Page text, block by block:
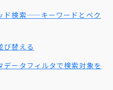
ド検索——キーワードとベク
び替える
データフィルタで検索対象を